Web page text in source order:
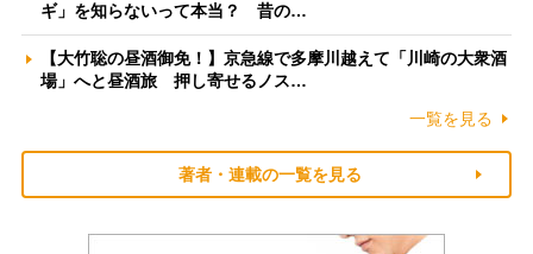
ギ」を知らないって本当？ 昔の…
【大竹聡の昼酒御免！】京急線で多摩川越えて「川崎の大衆酒
場」へと昼酒旅 押し寄せるノス…
一覧を見る
著者・連載の一覧を見る